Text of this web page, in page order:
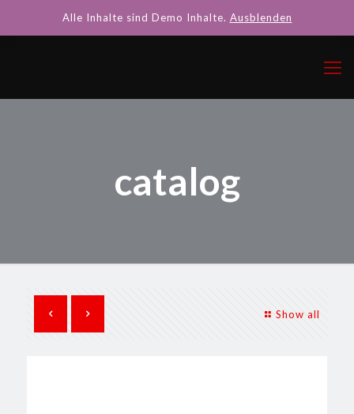
catalog
Show all
Alle Inhalte sind Demo Inhalte. Ausblenden